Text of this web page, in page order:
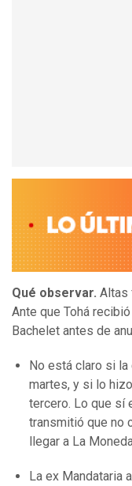
Qué observar. Altas
Ante que Tohá
Bachelet antes de
No está claro si
martes, y si lo
tercero. Lo que sí
transmitió que no
llegar a La
La ex Mandataria